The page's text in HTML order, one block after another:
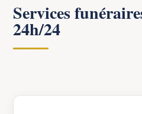
Services
24h/24